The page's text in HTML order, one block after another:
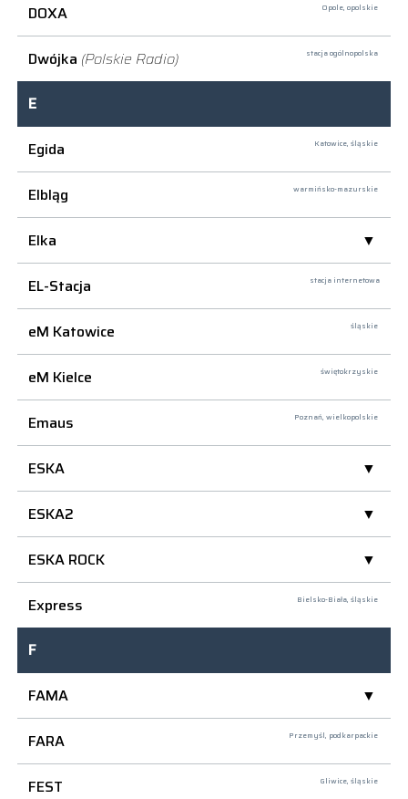
DOXA Opole, opolskie
Dwójka (Polskie Radio) stacja ogólnopolska
E
Egida
Katowice, śląskie
Elbląg warmińsko-mazurskie
Elka
EL-Stacja
stacja internetowa
eM Katowice śląskie
eM Kielce świętokrzyskie
Emaus Poznań, wielkopolskie
ESKA
ESKA2
ESKA ROCK
Express
Bielsko-Biała, śląskie
F
FAMA
FARA
Przemyśl, podkarpackie
FEST Gliwice, śląskie